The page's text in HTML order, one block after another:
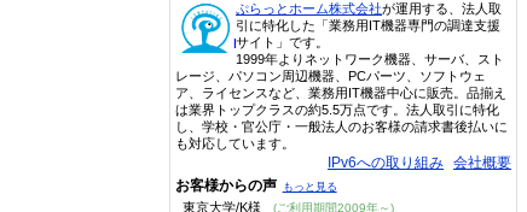
ぷらっとホーム株式会社が運用する、法人取
引に特化した「業務用IT機器専門の調達支援
サイト」です。
1999年よりネットワーク機器、サーバ、スト
レージ、パソコン周辺機器、PCパーツ、ソフトウェ
ア、ライセンスなど、業務用IT機器中心に販売。品揃え
は業界トップクラスの約5.5万点です。法人取引に特化
し、学校・官公庁・一般法人のお客様の請求書後払いに
も対応しています。
IPv6への取り組み 会社概要
お客様からの声 もっと見る
東京大学/K様 (ご利用期間2009年～)